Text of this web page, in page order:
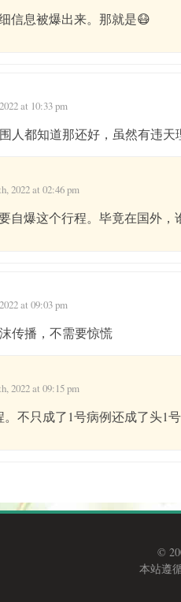
信息被爆出来。那就是😷
at 10:33 pm
人都知道那还好，虽然有违天
2022 at 02:46 pm
自爆这个行程。毕竟在国外，
at 09:03 pm
传播，不需要惊慌
2022 at 09:15 pm
。不只成了1号病例还成了头1
©
本站遵